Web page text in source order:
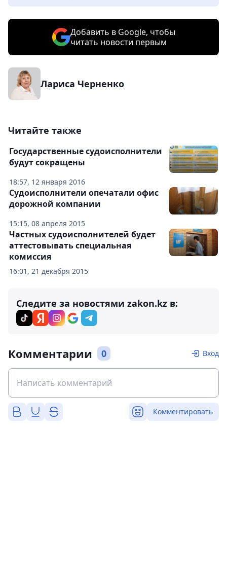
Добавить в Google, чтобы
читать новости первым
Лариса Черненко
Читайте также
18:57, 12 января 2016
Государственные судоисполнители
будут сокращены
15:15, 08 апреля 2015
Судоисполнители опечатали офис
дорожной компании
16:01, 21 декабря 2015
Частных судоисполнителей будет
аттестовывать специальная
комиссия
Следите за новостями zakon.kz в:
Комментарии 0 Вход
Комментировать